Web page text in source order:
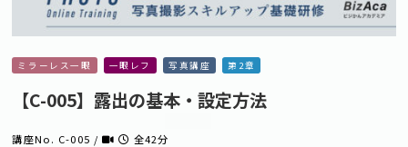
ミラーレス一眼 一眼レフ 写真講座 第2章
【C-005】露出の基本・設定方法
講座No. C-005 / 全42分